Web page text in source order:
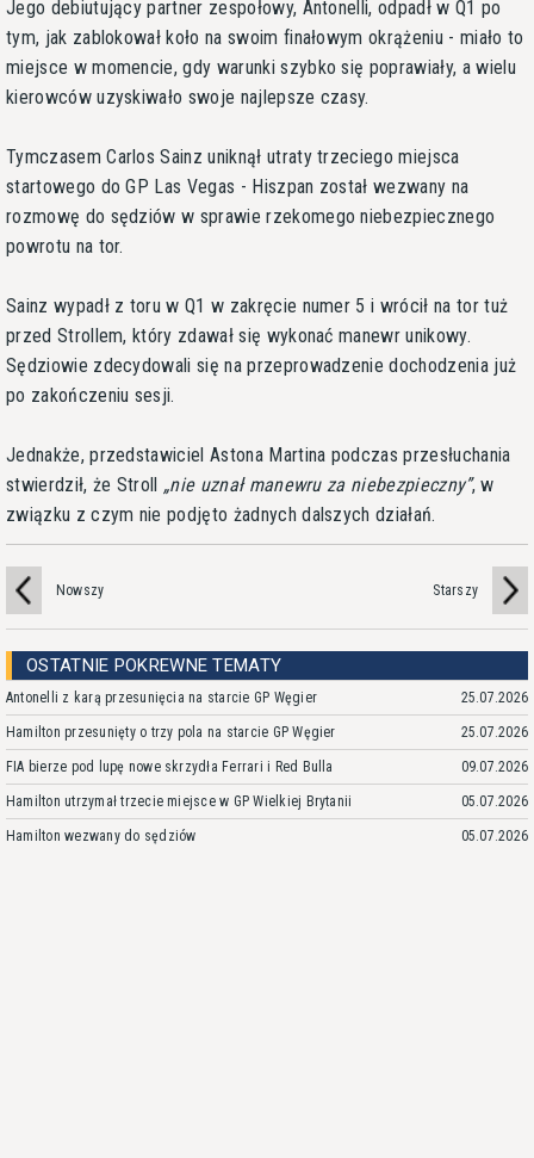
Jego debiutujący partner zespołowy, Antonelli, odpadł w Q1 po
tym, jak zablokował koło na swoim finałowym okrążeniu - miało to
miejsce w momencie, gdy warunki szybko się poprawiały, a wielu
kierowców uzyskiwało swoje najlepsze czasy.
Tymczasem Carlos Sainz uniknął utraty trzeciego miejsca
startowego do GP Las Vegas - Hiszpan został wezwany na
rozmowę do sędziów w sprawie rzekomego niebezpiecznego
powrotu na tor.
Sainz wypadł z toru w Q1 w zakręcie numer 5 i wrócił na tor tuż
przed Strollem, który zdawał się wykonać manewr unikowy.
Sędziowie zdecydowali się na przeprowadzenie dochodzenia już
po zakończeniu sesji.
Jednakże, przedstawiciel Astona Martina podczas przesłuchania
stwierdził, że Stroll
nie uznał manewru za niebezpieczny , w
związku z czym nie podjęto żadnych dalszych działań.
Nowszy Starszy
OSTATNIE POKREWNE TEMATY
Antonelli z karą przesunięcia na starcie GP Węgier 25.07.2026
Hamilton przesunięty o trzy pola na starcie GP Węgier 25.07.2026
FIA bierze pod lupę nowe skrzydła Ferrari i Red Bulla 09.07.2026
Hamilton utrzymał trzecie miejsce w GP Wielkiej Brytanii 05.07.2026
Hamilton wezwany do sędziów 05.07.2026